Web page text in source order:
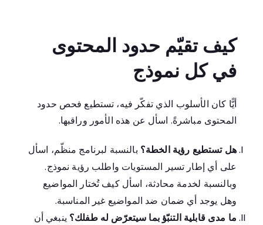
كيف تقيّم حدود المحتوى
في كل نموذج
أيًّا كان الأسلوب الذي تفكّر فيه، تستطيع فحص حدود
المحتوى مباشرةً. اسأل عن هذه الأمور وراقبها.
هل تستطيع رؤية الخطة؟ بالنسبة لبرنامج منظّم، اسأل
على أي إطار تسير المستويات واطلب رؤية نموذج.
وبالنسبة لخدمة محادثة، اسأل كيف تُختار المواضيع
وهل يوجد أي ضمان ضد المواضيع غير المناسبة.
ما مدى قابلية التنبّؤ بما سيتعرّض له طفلك؟ ينبغي أن